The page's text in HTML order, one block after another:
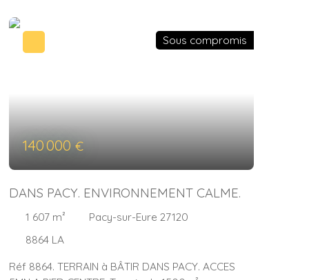
140 000€
Sous compromis
DANS PACY. ENVIRONNEMENT CALME.
1 607 m²
Pacy-sur-Eure 27120
8864 LA
Réf 8864. TERRAIN à BÂTIR DANS PACY. ACCES